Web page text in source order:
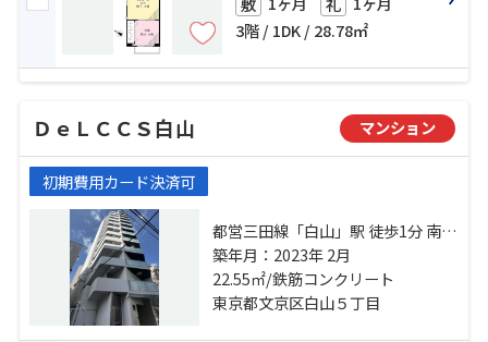
3階 / 1DK / 28.78㎡
ＤｅＬＣＣＳ白山 マンション
初期費用カード決済可
都営三田線「白山」駅 徒歩1分 南北
線「本駒込」駅 徒歩8分 南北線「東
大前」駅 徒歩11分
築年月：2023年 2月
22.55㎡/鉄筋コンクリート
東京都文京区白山５丁目